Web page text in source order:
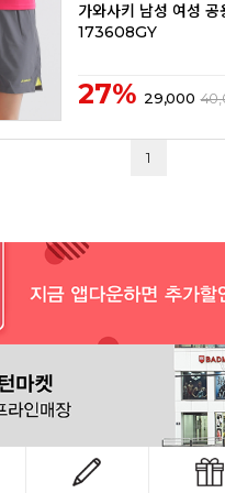
가와사키 남성 여성
173608GY
27% 29,000
1